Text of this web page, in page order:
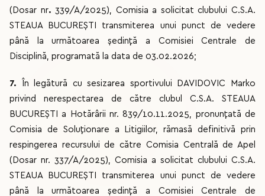
(Dosar nr.339/A/2025), Comisia a solicitat clubului C.S.A.
STEAUA BUCUREȘTI transmiterea unui punct de vedere
până la următoarea ședință a Comisiei Centrale de
Disciplină, programată la data de 03.02.2026;
7.
În legătură cu sesizarea sportivului DAVIDOVIC Marko
privind nerespectarea de către clubul C.S.A. STEAUA
BUCUREȘTI a Hotărârii nr. 839/10.11.2025, pronunțată de
Comisia de Soluționare a Litigiilor, rămasă definitivă prin
respingerea recursului de către Comisia Centrală de Apel
(Dosar nr. 337/A/2025), Comisia a solicitat clubului C.S.A.
STEAUA BUCUREȘTI transmiterea unui punct de vedere
până la următoarea ședință a Comisiei Centrale de